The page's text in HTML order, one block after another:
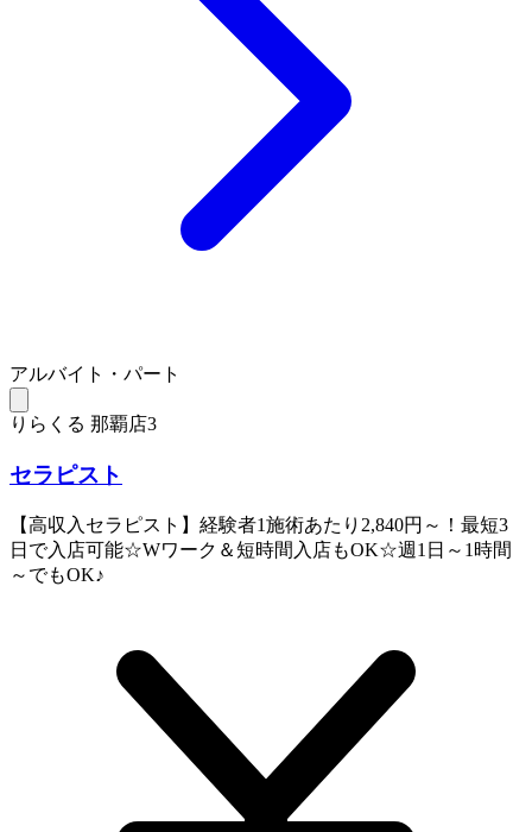
アルバイト・パート
りらくる 那覇店3
セラピスト
【高収入セラピスト】経験者1施術あたり2,840円～！最短3
日で入店可能☆Wワーク＆短時間入店もOK☆週1日～1時間
～でもOK♪